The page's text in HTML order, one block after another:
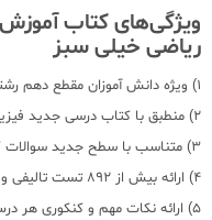
ویژگی‌های کتاب
ریاضی خیلی سبز
1) ویژه دانش آموزان مقطع دهم رشته ریاضی
2) منطبق با کتاب درسی جدید فیزیک 1 ریاضی
3) متناسب با سطح جدید سوالات کنکور سراسری
4) ارائه بیش از 892 تست تالیفی و کنکوری و سوال تشریحی
5) ارائه نکات مهم و کنکوری هر درس